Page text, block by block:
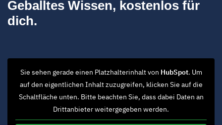
Geballtes Wissen, kostenlos für
dich.
Sie sehen gerade einen Platzhalterinhalt von HubSpot. Um
auf den eigentlichen Inhalt zuzugreifen, klicken Sie auf die
Schaltfläche unten. Bitte beachten Sie, dass dabei Daten an
Drittanbieter weitergegeben werden.